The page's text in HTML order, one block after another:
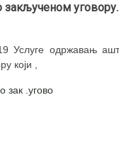
уговору.
Услуге одржавањ
који ,
.угово